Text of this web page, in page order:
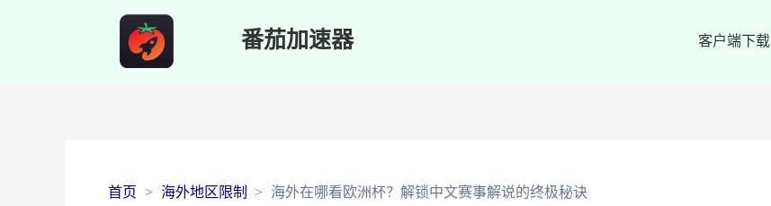
番茄加速器 客户端下载
首页 海外地区限制 海外在哪看欧洲杯？解锁中文赛事解说的终极秘诀